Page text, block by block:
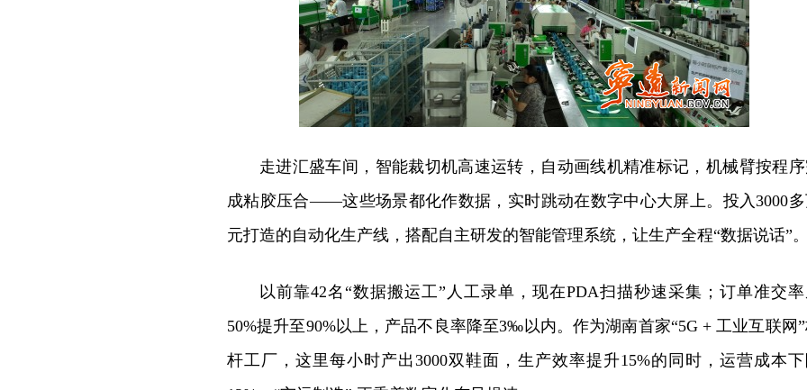
走进汇盛车间，智能裁切机高速运转，自动画线机精准标记，机械臂按程
成粘胶压合——这些场景都化作数据，实时跳动在数字中心大屏上。投入3000
元打造的自动化生产线，搭配自主研发的智能管理系统，让生产全程“数据说话”。
以前靠42名“数据搬运工”人工录单，现在PDA扫描秒速采集；订单准交率
50%提升至90%以上，产品不良率降至3‰以内。作为湖南首家“5G + 工业互联网
杆工厂，这里每小时产出3000双鞋面，生产效率提升15%的同时，运营成本下